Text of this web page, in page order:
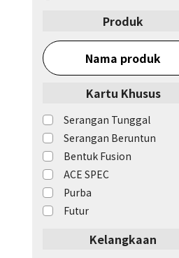
Produk
Nama produk
Kartu Khusus
Serangan Tunggal
Serangan Beruntun
Bentuk Fusion
ACE SPEC
Purba
Futur
Kelangkaan